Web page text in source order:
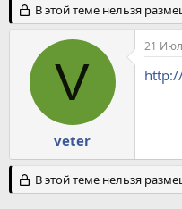
т
о
м
т
а
н
ч
а
а
В этой теме нельзя
V
veter
21
В этой теме нельзя